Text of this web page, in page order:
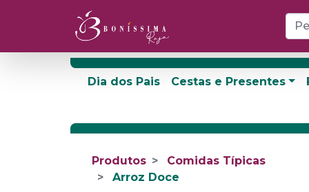
Dia dos Pais Cestas e Presentes
Produtos
Comidas Típicas
Arroz Doce